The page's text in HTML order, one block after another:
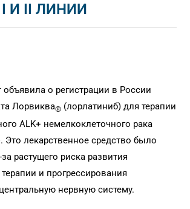
И II ЛИНИИ
о регистрации в России
Лорвиква® (лорлатиниб) для терапии
ALK+ немелкоклеточного рака
Это лекарственное средство было
растущего риска развития
и прогрессирования
нервную систему.